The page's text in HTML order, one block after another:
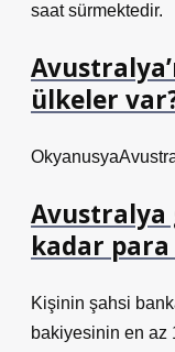
saat sürmektedir.
ülkeler
Avustralya
kadar para
Kişinin şahsi
bakiyesinin en az